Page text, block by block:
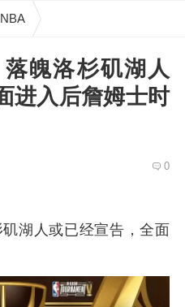
NBA
魄洛杉矶湖人
进入后詹姆士时
0
湖人或已经宣告，全面